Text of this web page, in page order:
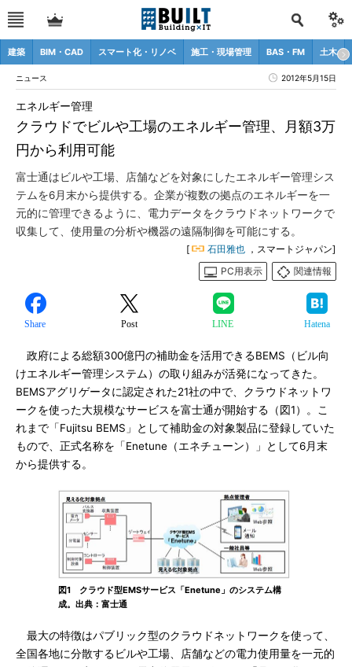
建築 BIM・CAD スマート化・リノベ 施工・現場管理 BAS・FM 土木
ニュース 2012年5月15日
クラウドでビルや工場のエネルギー管理、月額3万
円から利用可能
エネルギー管理
富士通はビルや工場、店舗などを対象にしたエネルギー管理シス
テムを6月末から提供する。企業が複数の拠点のエネルギーを一
元的に管理できるように、電力データをクラウドネットワークで
収集して、使用量の分析や機器の遠隔制御を可能にする。
[ 石田雅也 ，スマートジャパン]
PC用表示
関連情報
Share Post LINE Hatena
政府による総額300億円の補助金を活用できるBEMS（ビル向
けエネルギー管理システム）の取り組みが活発になってきた。
BEMSアグリゲータに認定された21社の中で、クラウドネットワ
ークを使った大規模なサービスを富士通が開始する（図1）。こ
れまで「Fujitsu BEMS」として補助金の対象製品に登録していた
もので、正式名称を「Enetune（エネチューン）」として6月末
から提供する。
図1 クラウド型EMSサービス「Enetune」のシステム構
成。出典：富士通
最大の特徴はパブリック型のクラウドネットワークを使って、
全国各地に分散するビルや工場、店舗などの電力使用量を一元的